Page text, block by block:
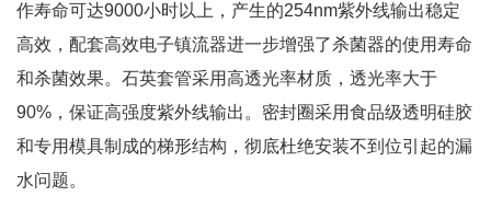
作寿命可达9000小时以上，产生的254nm紫外线输出稳定
高效，配套高效电子镇流器进一步增强了杀菌器的使用寿命
和杀菌效果。石英套管采用高透光率材质，透光率大于
90%，保证高强度紫外线输出 。密封圈采用食品级透明硅胶
和专用模具制成的梯形结构，彻底杜绝安装不到位引起的漏
水问题。